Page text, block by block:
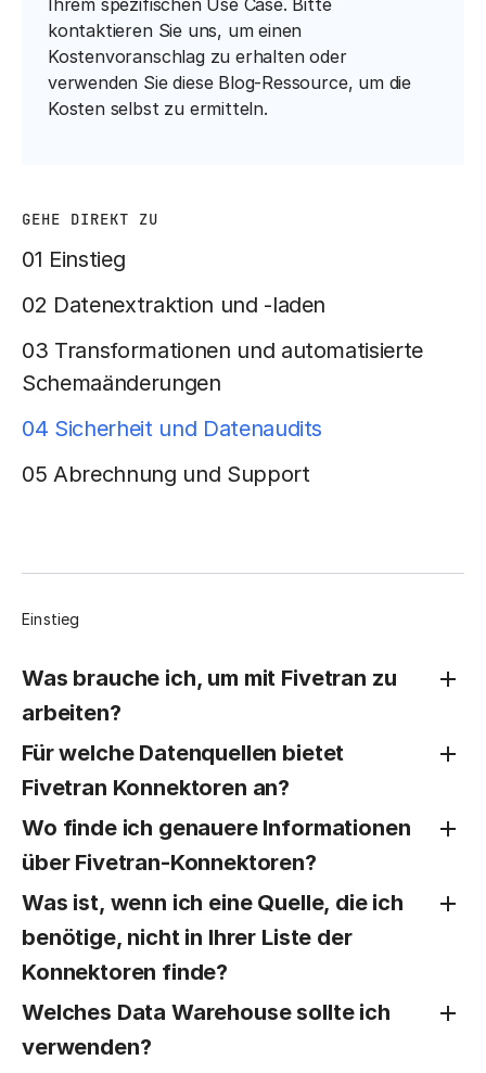
Ihrem spezifischen Use Case. Bitte
kontaktieren Sie uns, um einen
Kostenvoranschlag zu erhalten oder
verwenden Sie diese Blog-Ressource, um die
Kosten selbst zu ermitteln.
GEHE DIREKT ZU
01 Einstieg
02 Datenextraktion und -laden
03 Transformationen und automatisierte
Schemaänderungen
04 Sicherheit und Datenaudits
05 Abrechnung und Support
Einstieg
Was brauche ich, um mit Fivetran zu
arbeiten?
Für welche Datenquellen bietet
Fivetran Konnektoren an?
Wo finde ich genauere Informationen
über Fivetran-Konnektoren?
Was ist, wenn ich eine Quelle, die ich
benötige, nicht in Ihrer Liste der
Konnektoren finde?
Welches Data Warehouse sollte ich
verwenden?